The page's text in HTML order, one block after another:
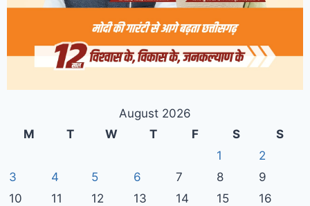
August 2026
M
T W T F S
S
1
2
3
4 5 6 7 8
9
10
11 12 13 14 15
16